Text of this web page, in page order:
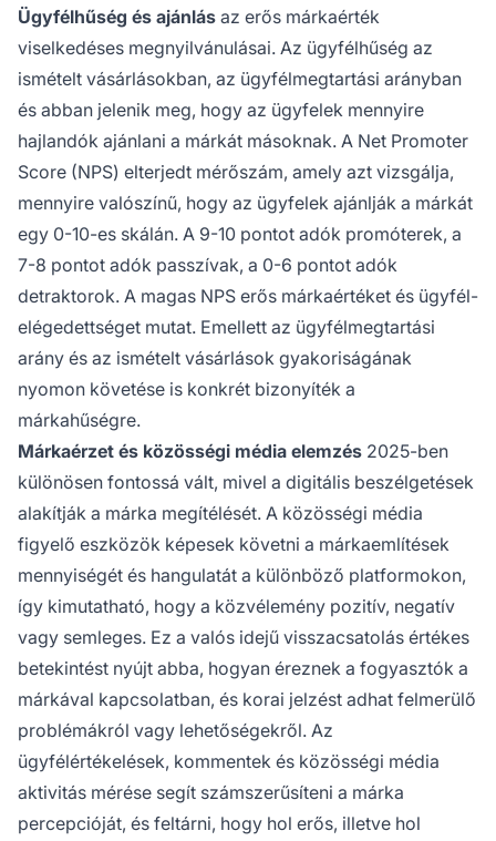
Ügyfélhűség és ajánlás az erős márkaérték
viselkedéses megnyilvánulásai. Az ügyfélhűség az
ismételt vásárlásokban, az ügyfélmegtartási arányban
és abban jelenik meg, hogy az ügyfelek mennyire
hajlandók ajánlani a márkát másoknak. A Net Promoter
Score (NPS) elterjedt mérőszám, amely azt vizsgálja,
mennyire valószínű, hogy az ügyfelek ajánlják a márkát
egy 0-10-es skálán. A 9-10 pontot adók promóterek, a
7-8 pontot adók passzívak, a 0-6 pontot adók
detraktorok. A magas NPS erős márkaértéket és ügyfél-
elégedettséget mutat. Emellett az ügyfélmegtartási
arány és az ismételt vásárlások gyakoriságának
nyomon követése is konkrét bizonyíték a
márkahűségre.
Márkaérzet és közösségi média elemzés 2025-ben
különösen fontossá vált, mivel a digitális beszélgetések
alakítják a márka megítélését. A közösségi média
figyelő eszközök képesek követni a márkaemlítések
mennyiségét és hangulatát a különböző platformokon,
így kimutatható, hogy a közvélemény pozitív, negatív
vagy semleges. Ez a valós idejű visszacsatolás értékes
betekintést nyújt abba, hogyan éreznek a fogyasztók a
márkával kapcsolatban, és korai jelzést adhat felmerülő
problémákról vagy lehetőségekről. Az
ügyfélértékelések, kommentek és közösségi média
aktivitás mérése segít számszerűsíteni a márka
percepcióját, és feltárni, hogy hol erős, illetve hol